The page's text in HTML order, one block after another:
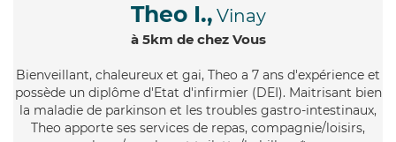
Theo I., Vinay
à 5km de chez Vous
Bienveillant, chaleureux et gai, Theo a 7 ans d'expérience et
possède un diplôme d'Etat d'infirmier (DEI). Maitrisant bien
la maladie de parkinson et les troubles gastro-intestinaux,
Theo apporte ses services de repas, compagnie/loisirs,